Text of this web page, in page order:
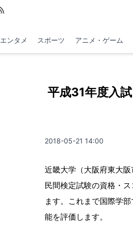
エンタメ スポーツ アニメ・ゲーム
平成31年度入
2018-05-21 14:00
近畿大学（大阪府東大
民間検定試験の資格・
ます。これまで国際学
能を評価します。